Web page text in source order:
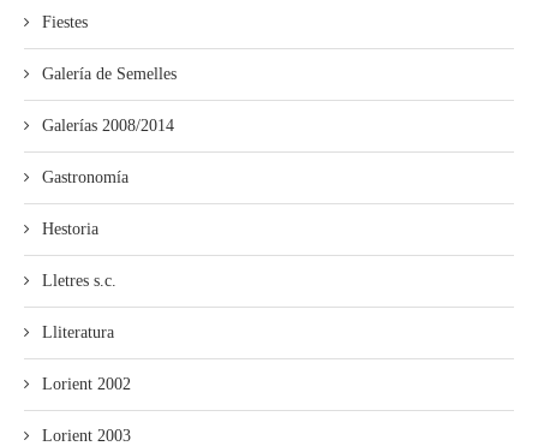
Fiestes
Galería de Semelles
Galerías 2008/2014
Gastronomía
Hestoria
Lletres s.c.
Lliteratura
Lorient 2002
Lorient 2003